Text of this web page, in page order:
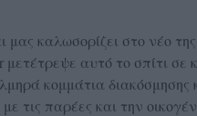
μας καλωσορίζει στο νέο
αυτό το σπίτι σε
κομμάτια
τις παρέες και την